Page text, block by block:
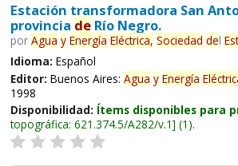
Estación transformadora San
provincia deRío Negro.
por Agua y Energía Eléctrica, Sociedad del
Idioma: Español
Editor: Buenos Aires: Agua y Energía
1998
Disponibilidad: Ítems disponibles para
topográfica: 621.374.5/A282/v.1 (1).